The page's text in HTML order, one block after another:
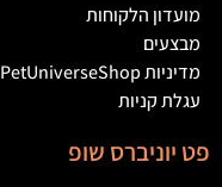
מועדון הלקוחות
מבצעים
מדיניות PetUniverseShop
עגלת קניות
פט יוניברס שופ